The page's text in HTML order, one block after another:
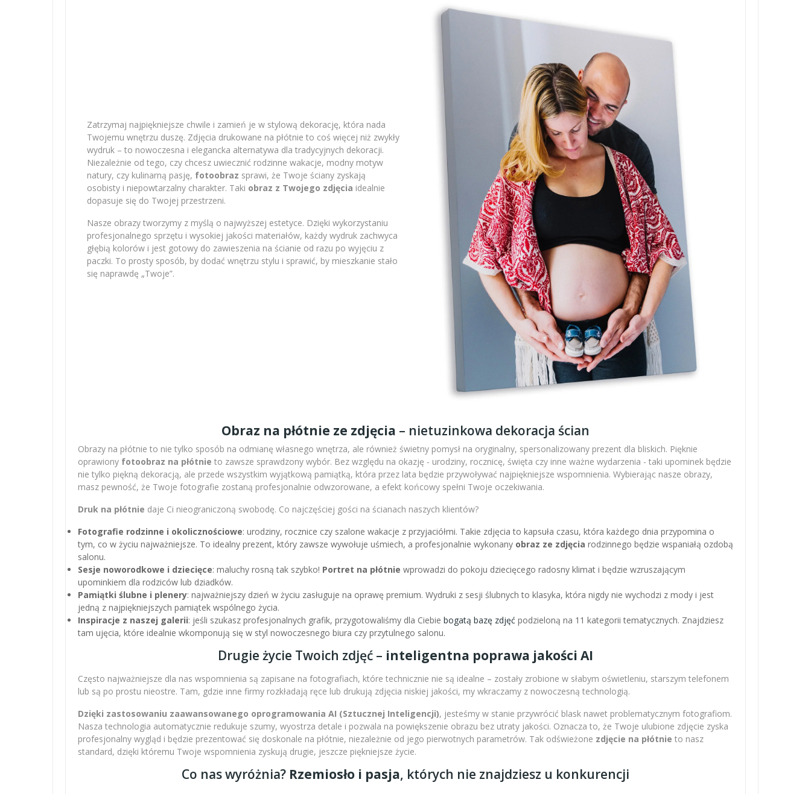
Zatrzymaj najpiękniejsze chwile i zamień je w stylową dekorację, która nada
Twojemu wnętrzu duszę. Zdjęcia drukowane na płótnie to coś więcej niż zwykły
wydruk – to nowoczesna i elegancka alternatywa dla tradycyjnych dekoracji.
Niezależnie od tego, czy chcesz uwiecznić rodzinne wakacje, modny motyw
natury, czy kulinarną pasję, fotoobraz sprawi, że Twoje ściany zyskają
osobisty i niepowtarzalny charakter. Taki obraz z Twojego zdjęcia idealnie
dopasuje się do Twojej przestrzeni.
Nasze obrazy tworzymy z myślą o najwyższej estetyce. Dzięki wykorzystaniu
profesjonalnego sprzętu i wysokiej jakości materiałów, każdy wydruk zachwyca
głębią kolorów i jest gotowy do zawieszenia na ścianie od razu po wyjęciu z
paczki. To prosty sposób, by dodać wnętrzu stylu i sprawić, by mieszkanie stało
się naprawdę „Twoje”.
Obraz na płótnie ze zdjęcia – nietuzinkowa dekoracja ścian
Obrazy na płótnie to nie tylko sposób na odmianę własnego wnętrza, ale również świetny pomysł na oryginalny, spersonalizowany prezent dla bliskich. Pięknie
oprawiony fotoobraz na płótnie to zawsze sprawdzony wybór. Bez względu na okazję - urodziny, rocznicę, święta czy inne ważne wydarzenia - taki upominek będzie
nie tylko piękną dekoracją, ale przede wszystkim wyjątkową pamiątką, która przez lata będzie przywoływać najpiękniejsze wspomnienia. Wybierając nasze obrazy,
masz pewność, że Twoje fotografie zostaną profesjonalnie odwzorowane, a efekt końcowy spełni Twoje oczekiwania.
Druk na płótnie daje Ci nieograniczoną swobodę. Co najczęściej gości na ścianach naszych klientów?
Fotografie rodzinne i okolicznościowe: urodziny, rocznice czy szalone wakacje z przyjaciółmi. Takie zdjęcia to kapsuła czasu, która każdego dnia przypomina o
tym, co w życiu najważniejsze. To idealny prezent, który zawsze wywołuje uśmiech, a profesjonalnie wykonany obraz ze zdjęcia rodzinnego będzie wspaniałą ozdobą
salonu.
Sesje noworodkowe i dziecięce: maluchy rosną tak szybko! Portret na płótnie wprowadzi do pokoju dziecięcego radosny klimat i będzie wzruszającym
upominkiem dla rodziców lub dziadków.
Pamiątki ślubne i plenery: najważniejszy dzień w życiu zasługuje na oprawę premium. Wydruki z sesji ślubnych to klasyka, która nigdy nie wychodzi z mody i jest
jedną z najpiękniejszych pamiątek wspólnego życia.
Inspiracje z naszej galerii: jeśli szukasz profesjonalnych grafik, przygotowaliśmy dla Ciebie bogatą bazę zdjęć podzieloną na 11 kategorii tematycznych. Znajdziesz
tam ujęcia, które idealnie wkomponują się w styl nowoczesnego biura czy przytulnego salonu.
Drugie życie Twoich zdjęć – inteligentna poprawa jakości AI
Często najważniejsze dla nas wspomnienia są zapisane na fotografiach, które technicznie nie są idealne – zostały zrobione w słabym oświetleniu, starszym telefonem
lub są po prostu nieostre. Tam, gdzie inne firmy rozkładają ręce lub drukują zdjęcia niskiej jakości, my wkraczamy z nowoczesną technologią.
Dzięki zastosowaniu zaawansowanego oprogramowania AI (Sztucznej Inteligencji), jesteśmy w stanie przywrócić blask nawet problematycznym fotografiom.
Nasza technologia automatycznie redukuje szumy, wyostrza detale i pozwala na powiększenie obrazu bez utraty jakości. Oznacza to, że Twoje ulubione zdjęcie zyska
profesjonalny wygląd i będzie prezentować się doskonale na płótnie, niezależnie od jego pierwotnych parametrów. Tak odświeżone zdjęcie na płótnie to nasz
standard, dzięki któremu Twoje wspomnienia zyskują drugie, jeszcze piękniejsze życie.
Co nas wyróżnia? Rzemiosło i pasja, których nie znajdziesz u konkurencji